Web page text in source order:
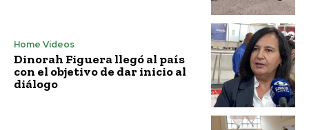
Home Vídeos
Dinorah Figuera llegó al país
con el objetivo de dar inicio al
diálogo